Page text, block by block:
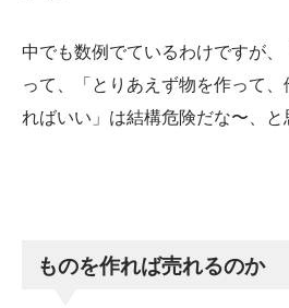
中でも数例でているわけですが
って、「とりあえず物を作って、
ればいい」は結構危険だな〜、と
ものを作れば売れるのか